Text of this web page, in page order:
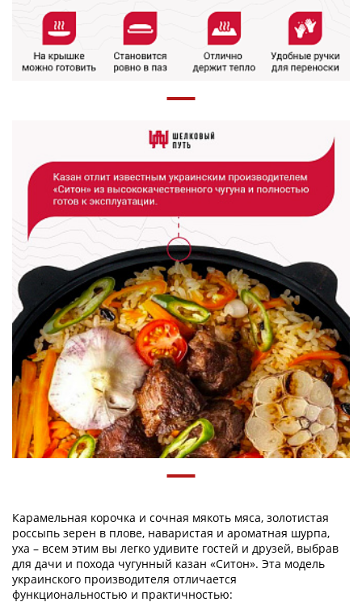
Карамельная корочка и сочная мякоть мяса, золотистая
россыпь зерен в плове, наваристая и ароматная шурпа,
уха – всем этим вы легко удивите гостей и друзей, выбрав
для дачи и похода чугунный казан «Ситон». Эта модель
украинского производителя отличается
функциональностью и практичностью: